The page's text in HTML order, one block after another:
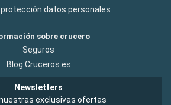
datos personales
sobre crucero
Seguros
Blog Cruceros.es
Newsletters
exclusivas ofertas